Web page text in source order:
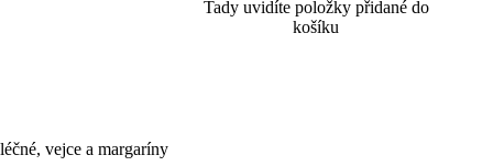
vejce a margaríny
Tady uvidíte položky přidané do
košíku